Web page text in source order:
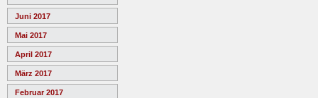
Juni 2017
Mai 2017
April 2017
März 2017
Februar 2017